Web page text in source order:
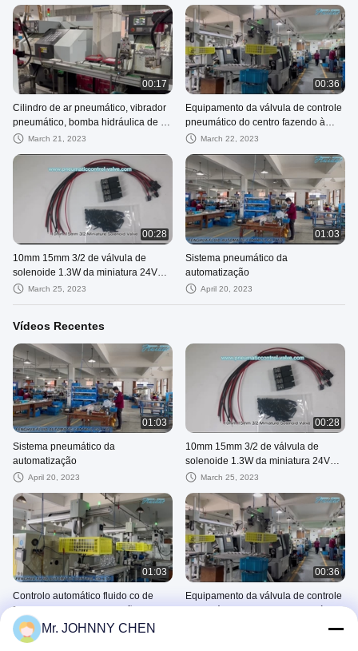
00:17
Cilindro de ar pneumático, vibrador
pneumático, bomba hidráulica de ar,
válvula de controle direcional
March 21, 2023
00:36
Equipamento da válvula de controle
pneumático do centro fazendo à
máquina do CNC da multi-
March 22, 2023
00:28
10mm 15mm 3/2 de válvula de
solenoide 1.3W da miniatura 24VDC
para a automatização pneumática
March 25, 2023
01:03
Sistema pneumático da
automatização
April 20, 2023
Vídeos Recentes
01:03
Sistema pneumático da
automatização
April 20, 2023
00:28
10mm 15mm 3/2 de válvula de
solenoide 1.3W da miniatura 24VDC
para a automatização pneumática
malhas
March 25, 2023
01:03
Controlo automático fluido co de
Fenghua., linha de produção do ltd
March 22, 2023
00:36
Equipamento da válvula de controle
Mr. JOHNNY CHEN